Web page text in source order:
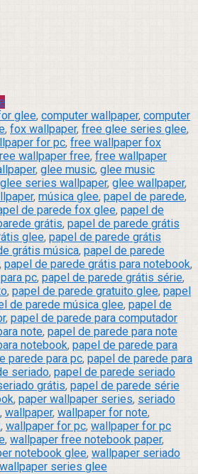
glee, computer wallpaper, computer
, fox wallpaper, free glee series glee,
for pc, free wallpaper fox
wallpaper free, free wallpaper
, glee music, glee music
glee series wallpaper, glee wallpaper,
, música glee, papel de parede,
de parede fox glee, papel de
grátis, papel de parede grátis
glee, papel de parede grátis
grátis música, papel de parede
, papel de parede grátis para notebook,
pc, papel de parede grátis série,
, papel de parede gratuito glee, papel
de parede música glee, papel de
, papel de parede para computador
note, papel de parede para note
notebook, papel de parede para
parede para pc, papel de parede para
seriado, papel de parede seriado
grátis, papel de parede série
, paper wallpaper series, seriado
, wallpaper, wallpaper for note,
, wallpaper for pc, wallpaper for pc
, wallpaper free notebook paper,
notebook glee, wallpaper seriado
wallpaper series glee